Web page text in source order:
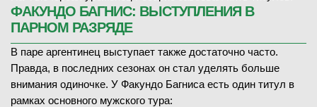
ФАКУНДО БАГНИС: ВЫСТУПЛЕНИЯ В
ПАРНОМ РАЗРЯДЕ
В паре аргентинец выступает также достаточно часто.
Правда, в последних сезонах он стал уделять больше
внимания одиночке. У Факундо Багниса есть один титул в
рамках основного мужского тура: